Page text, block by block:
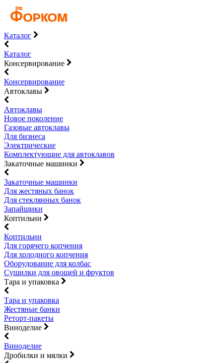
Каталог
Каталог
Консервирование
Консервирование
Автоклавы
Автоклавы
Новое поколение
Газовые автоклавы
Для бизнеса
Электрические
Комплектующие для автоклавов
Закаточные машинки
Закаточные машинки
Для жестяных банок
Для стеклянных банок
Запайщики
Коптильни
Коптильни
Для горячего копчения
Для холодного копчения
Оборудование для колбас
Сушилки для овощей и фруктов
Тара и упаковка
Тара и упаковка
Жестяные банки
Реторт-пакеты
Виноделие
Виноделие
Дробилки и мялки